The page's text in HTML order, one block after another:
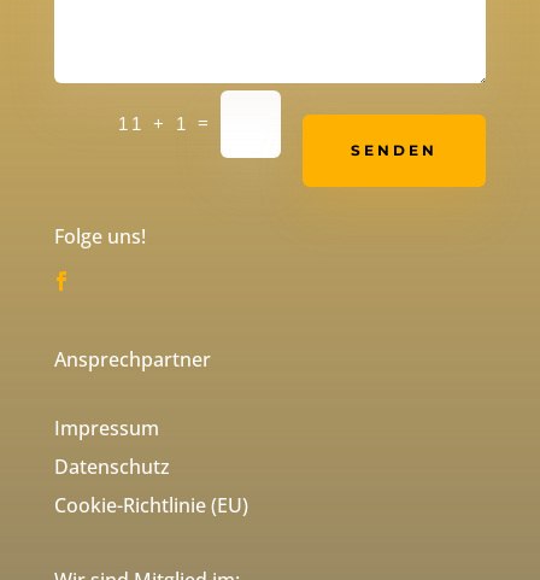
11 + 1 =
SENDEN
Alternative:
Folge uns!
Ansprechpartner
Impressum
Datenschutz
Cookie-Richtlinie (EU)